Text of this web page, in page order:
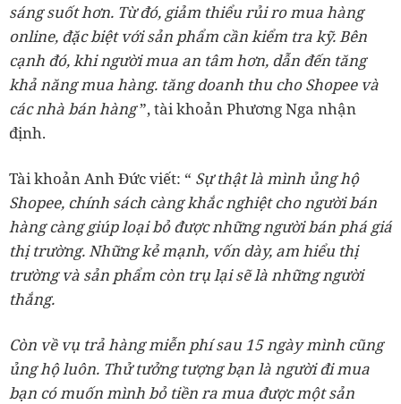
sáng suốt hơn. Từ đó, giảm thiểu rủi ro mua hàng
online, đặc biệt với sản phẩm cần kiểm tra kỹ. Bên
cạnh đó, khi người mua an tâm hơn, dẫn đến tăng
khả năng mua hàng. tăng doanh thu cho Shopee và
các nhà bán hàng”, tài khoản Phương Nga nhận
định.
Tài khoản Anh Đức viết: “ Sự thật là mình ủng hộ
Shopee, chính sách càng khắc nghiệt cho người bán
hàng càng giúp loại bỏ được những người bán phá giá
thị trường.Những kẻ mạnh, vốn dày, am hiểu thị
trường và sản phẩm còn trụ lại sẽ là những người
thắng.
Còn về vụ trả hàng miễn phí sau 15 ngày mình cũng
ủng hộ luôn. Thử tưởng tượng bạn là người đi mua
bạn có muốn mình bỏ tiền ra mua được một sản